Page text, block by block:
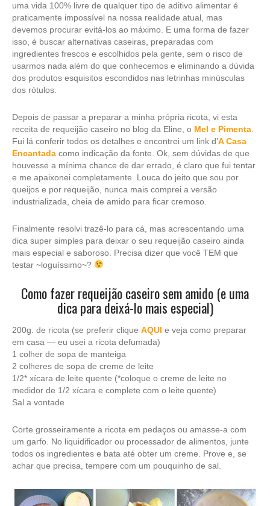
uma vida 100% livre de qualquer tipo de aditivo alimentar é
praticamente impossível na nossa realidade atual, mas
devemos procurar evitá-los ao máximo. E uma forma de fazer
isso, é buscar alternativas caseiras, preparadas com
ingredientes frescos e escolhidos pela gente, sem o risco de
usarmos nada além do que conhecemos e eliminando a dúvida
dos produtos esquisitos escondidos nas letrinhas minúsculas
dos rótulos.
Depois de passar a preparar a minha própria ricota, vi esta
receita de requeijão caseiro no blog da Eline, o Mel e Pimenta
Fui lá conferir todos os detalhes e encontrei um link d’A Casa
Encantada como indicação da fonte. Ok, sem dúvidas de que
houvesse a mínima chance de dar errado, é claro que fui tentar
e me apaixonei completamente. Louca do jeito que sou por
queijos e por requeijão, nunca mais comprei a versão
industrializada, cheia de amido para ficar cremoso.
Finalmente resolvi trazê-lo para cá, mas acrescentando uma
dica super simples para deixar o seu requeijão caseiro ainda
mais especial e saboroso. Precisa dizer que você TEM que
testar ~loguíssimo~?
Como fazer requeijão caseiro sem amido (e uma
dica para deixá-lo mais especial)
200g. de ricota (se preferir clique AQUI e veja como preparar
em casa — eu usei a ricota defumada)
1 colher de sopa de manteiga
2 colheres de sopa de creme de leite
1/2* xícara de leite quente (*coloque o creme de leite no
medidor de 1/2 xícara e complete com o leite quente)
Sal a vontade
Corte grosseiramente a ricota em pedaços ou amasse-a com
um garfo. No liquidificador ou processador de alimentos, junte
todos os ingredientes e bata até obter um creme. Prove e, se
achar que precisa, tempere com um pouquinho de sal.